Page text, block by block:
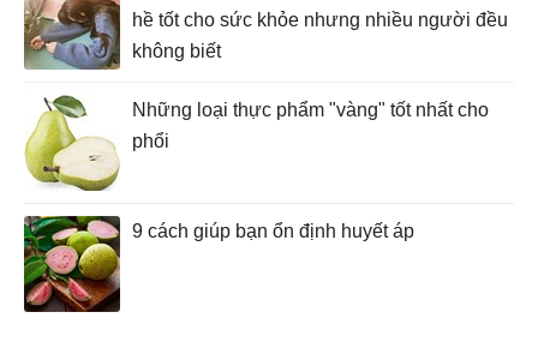
hề tốt cho sức khỏe nhưng nhiều người đều
không biết
Những loại thực phẩm "vàng" tốt nhất cho
phổi
9 cách giúp bạn ổn định huyết áp